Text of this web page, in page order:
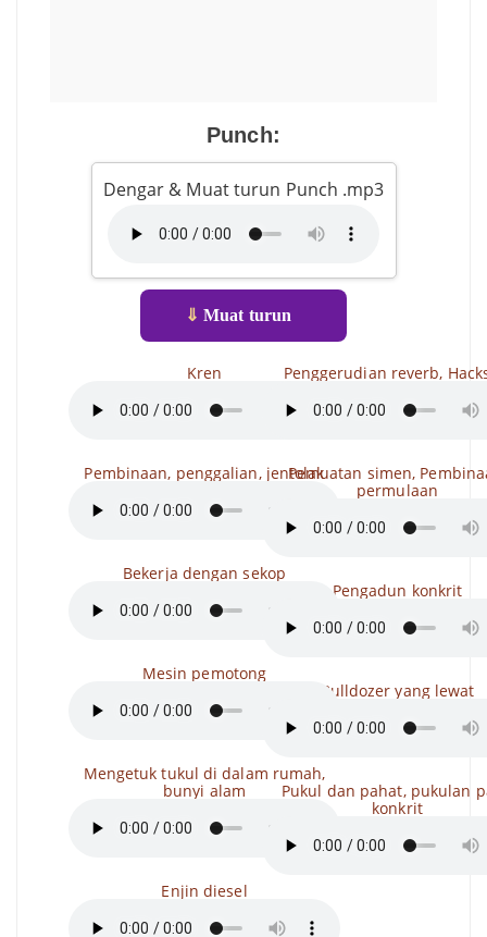
Punch:
Dengar & Muat turun Punch .mp3
⇓ Muat turun
Kren
Pembinaan, penggalian, jentolak
Bekerja dengan sekop
Mesin pemotong
Mengetuk tukul di dalam rumah,
bunyi alam
Enjin diesel
Penggerudian reverb,
Pemuatan simen,
permulaan
Pengadun konkrit
Bulldozer yang lewat
Pukul dan pahat, pukulan
konkrit